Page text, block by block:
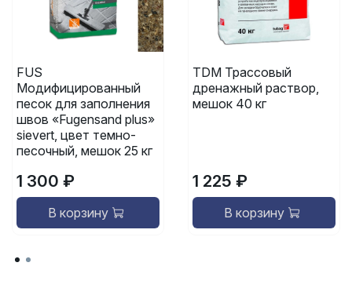
FUS
Модифицированный
песок для заполнения
швов «Fugensand plus»
sievert, цвет темно-
песочный, мешок 25 кг
1 300 ₽
В корзину
TDM Трассовый
дренажный раствор,
мешок 40 кг
1 225 ₽
В корзину